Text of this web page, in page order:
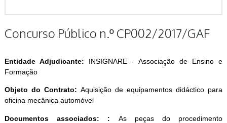
Concurso Público n.º CP002/2017/GAF
Entidade Adjudicante: INSIGNARE - Associação de Ensino e
Formação
Objeto do Contrato: Aquisição de equipamentos didáctico para
oficina mecânica automóvel
Documentos associados: : As peças do procedimento